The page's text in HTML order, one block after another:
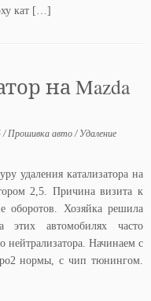
кат […]
на Mazda
/ Прошивка авто/ Удаление
удаления катализатора на
2,5. Причина визита к
Хозяйка решила
этих автомобилях часто
нейтрализатора. Начинаем с
нормы, с чип тюнингом.